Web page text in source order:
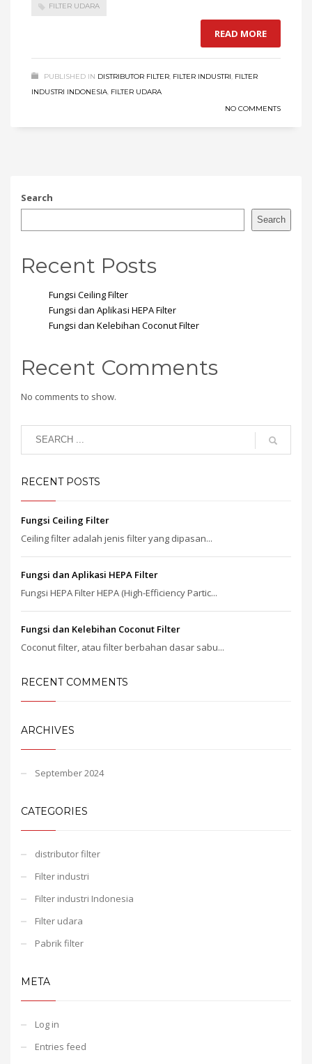
FILTER UDARA
READ MORE
PUBLISHED IN DISTRIBUTOR FILTER, FILTER INDUSTRI, FILTER
INDUSTRI INDONESIA, FILTER UDARA
NO COMMENTS
Search
Search
Recent Posts
Fungsi Ceiling Filter
Fungsi dan Aplikasi HEPA Filter
Fungsi dan Kelebihan Coconut Filter
Recent Comments
No comments to show.
RECENT POSTS
Fungsi Ceiling Filter
Ceiling filter adalah jenis filter yang dipasan...
Fungsi dan Aplikasi HEPA Filter
Fungsi HEPA Filter HEPA (High-Efficiency Partic...
Fungsi dan Kelebihan Coconut Filter
Coconut filter, atau filter berbahan dasar sabu...
RECENT COMMENTS
ARCHIVES
September 2024
CATEGORIES
distributor filter
Filter industri
Filter industri Indonesia
Filter udara
Pabrik filter
META
Log in
Entries feed